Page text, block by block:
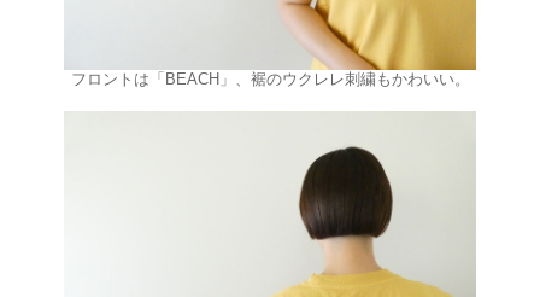
フロントは「BEACH」、裾のウクレレ刺繍もかわいい。